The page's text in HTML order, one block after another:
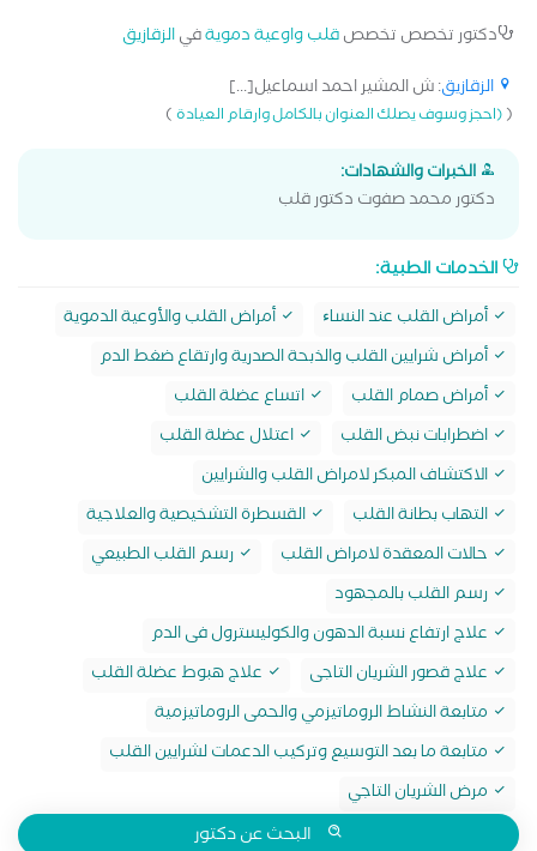
دكتور تخصص تخصصقلب واوعية دمويةفيالزقازيق
الزقازيق: ش المشير احمد اسماعيل[...]
((احجز وسوف يصلك العنوان بالكامل وارقام العيادة)
الخبرات والشهادات:
دكتور محمد صفوت دكتور قلب
الخدمات الطبية:
أمراض القلب عند النساﺀ
أمراض القلب والأوعية الدموية
أمراض شرايين القلب والذبحة الصدرية وارتقاع ضغط الدم
أمراض صمام القلب
اتساع عضلة القلب
اضطرابات نبض القلب
اعتلال عضلة القلب
الاكتشاف المبكر لامراض القلب والشرايين
التهاب بطانة القلب
القسطرة التشخيصية والعلاجية
حالات المعقدة لامراض القلب
رسم القلب الطبيعي
رسم القلب بالمجهود
علاج ارتفاع نسبة الدهون والكوليسترول فى الدم
علاج قصور الشريان التاجى
علاج هبوط عضلة القلب
متابعة النشاط الروماتيزمي والحمى الروماتيزمية
متابعة ما بعد التوسيع وتركيب الدعمات لشرايين القلب
مرض الشريان التاجي
البحث عن دكتور